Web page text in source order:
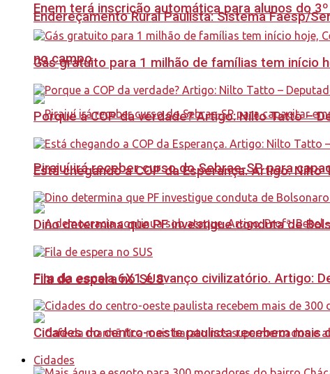
Endereçamento Rural Paulista: Sistema Faesp/
no campo
Pirajuí irá receber curso do Sebrae-SP para
Fim da escala 6X1 é avanço civilizatório. Artigo:
Enem terá inscrição automática para alunos do
Gás gratuito para 1 milhão de famílias tem
Porque a COP da verdade? Artigo: Nilto Tatto –
Está chegando a COP da Esperança. Artigo:
Dino determina que PF investigue conduta de
Fila de espera no SUS
Cidades do centro-oeste paulista recebem mais
Cidades